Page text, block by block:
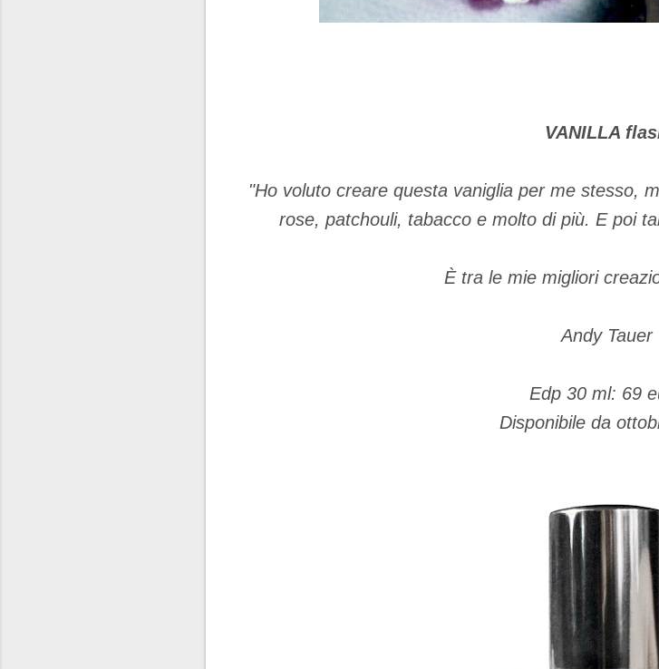
VANILLA
"Ho voluto creare questa vaniglia per me stesso,
rose, patchouli, tabacco e molto di più. E poi
È tra le mie migliori
Andy Tauer
Edp 30 ml: 69
Disponibile da